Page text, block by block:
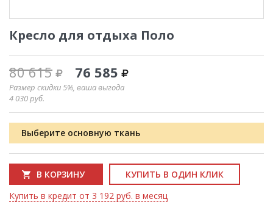
Кресло для отдыха Поло
80 615 76 585
Размер скидки 5%, ваша выгода
4 030руб.
Выберите основную ткань
В КОРЗИНУ
КУПИТЬ В ОДИН КЛИК
Купить в кредит от 3 192 руб. в месяц